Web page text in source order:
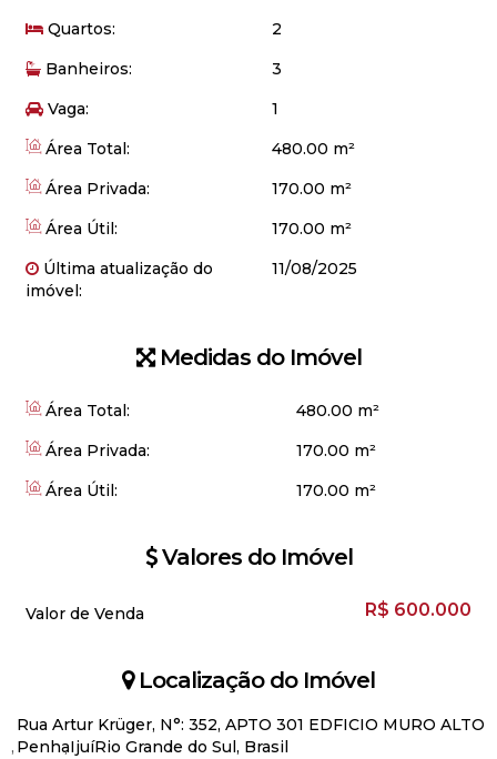
Quartos:
2
Banheiros:
3
Vaga:
1
Área Total:
480.00 m²
Área Privada:
170.00 m²
Área Útil:
170.00 m²
Última atualização do
imóvel:
11/08/2025
Medidas do Imóvel
Área Total: 480.00 m²
Área Privada:
170.00 m²
Área Útil:
170.00 m²
Valores do Imóvel
R$ 600.000
Valor de Venda
Localização do Imóvel
Rua Artur Krüger, N°: 352, APTO 301 EDFICIO MURO ALTO
PenhaIjuíRio Grande do Sul, Brasil